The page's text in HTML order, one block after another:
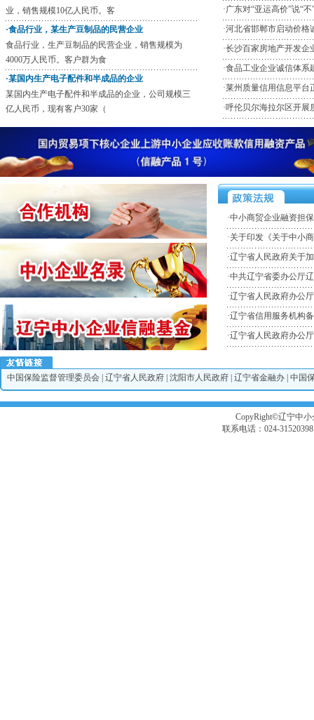
业，销售规模10亿人民币。客
·食品行业，某生产豆制品的民营企业
食品行业，生产豆制品的民营企业，销售规模为
4000万人民币。客户群为食
·某国内生产电子配件和半成品的企业
某国内生产电子配件和半成品的企业，公司规模三
亿人民币，现有客户30家（
·某外商投资，全球财富500强化工企业
某外商投资，全球财富500强化工企业，企业规模年
销售10亿人民币。客户
·电子行业，高科技专利技术拥有者的民营企业
某电子行业，高科技专利技术拥有者的民营企业，
销售规模5亿人民币。客户群
·电子行业，某电子消费品的外资企业
某电子行业，电子消费品（液晶电视）的外资企
业，销售规模10亿人民币。客
·广东对“亚运高价”说“
·河北省邯郸市启动价格
·长沙百家房地产开发企
·食品工业企业诚信体系
·莱州质量信用信息平台
·呼伦贝尔海拉尔区开展
·中小商贸企业融资担
·关于印发《关于中小
·辽宁省人民政府关于
·中共辽宁省委办公厅
·辽宁省人民政府办公
·辽宁省信用服务机构
·辽宁省人民政府办公
中国保险监督管理委员会 辽宁省人民政府 沈阳市人民政府 辽宁省金融办 中国
CopyRight©辽宁中小
联系电话：024-